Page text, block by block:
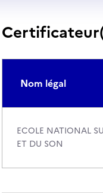
Nom légal
ECOLE NATIONAL
ET DU SON